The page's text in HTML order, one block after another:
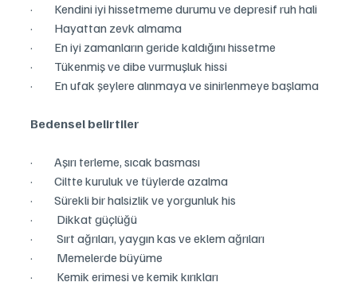
·         Kendini iyi hissetmeme durumu ve depresif ruh hali
·         Hayattan zevk almama
·         En iyi zamanların geride kaldığını hissetme
·         Tükenmiş ve dibe vurmuşluk hissi
·         En ufak şeylere alınmaya ve sinirlenmeye başlama
Bedensel belirtiler
·         Aşırı terleme, sıcak basması
·         Ciltte kuruluk ve tüylerde azalma
·         Sürekli bir halsizlik ve yorgunluk his
·          Dikkat güçlüğü
·          Sırt ağrıları, yaygın kas ve eklem ağrıları
·          Memelerde büyüme
·          Kemik erimesi ve kemik kırıkları